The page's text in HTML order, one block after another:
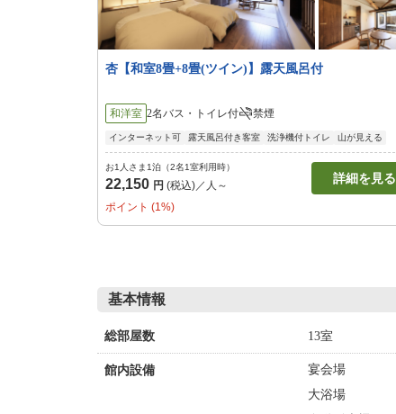
杏【和室8畳+8畳(ツイン)】露天風呂付
和洋室 2名バス・トイレ付 禁煙
インターネット可 露天風呂付き客室 洗浄機付トイレ 山が見える
お1人さま1泊（2名1室利用時）
22,150 円 (税込)／人～ 詳細を見る
ポイント (1%)
基本情報
総部屋数 13室
館内設備 宴会場
大浴場